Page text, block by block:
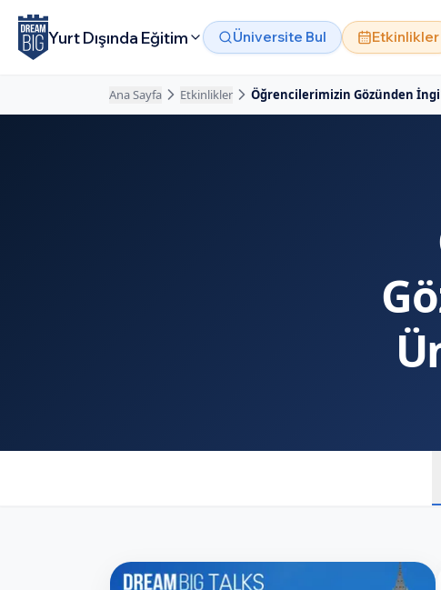
Ana içeriğe atla
Yurt Dışında Eğitim Üniversite Bul Etkinlikler
Ana Sayfa Etkinlikler Öğrencilerimizin Gözünden